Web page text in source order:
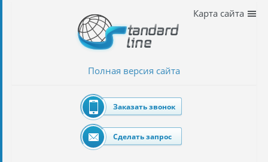
автомобилей
Полная версия сайта
Карта сайта
Заказать звонок
Сделать запрос